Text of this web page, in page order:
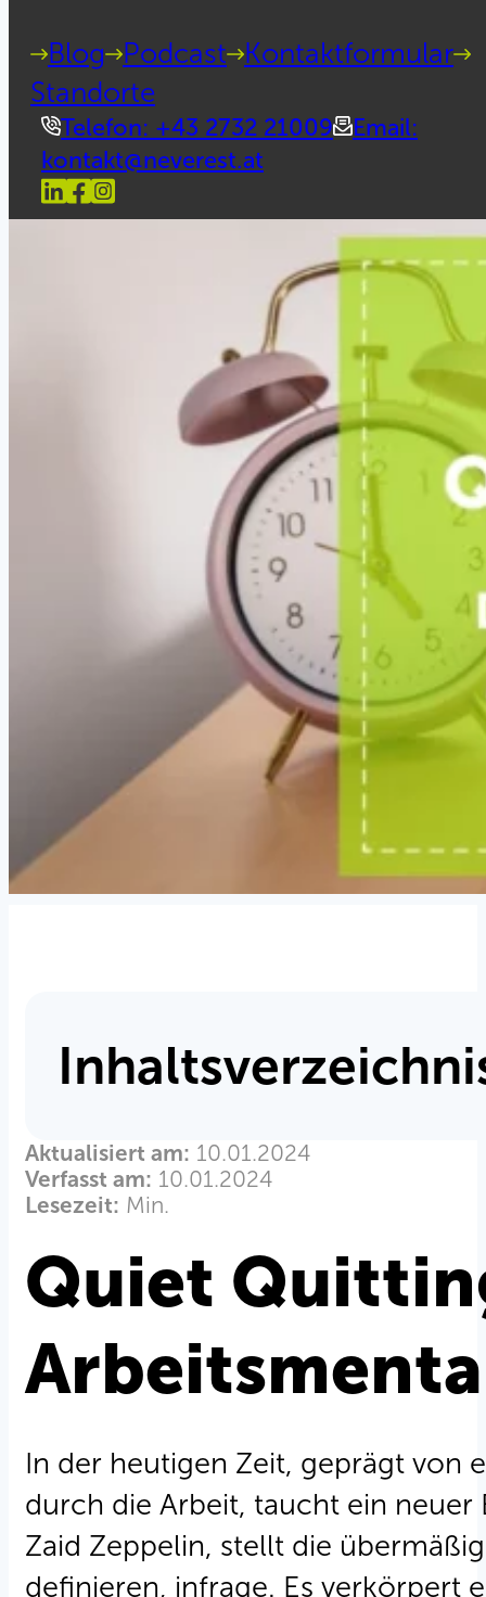
Blog Podcast Kontaktformular
Standorte
Telefon: +43 2732 21009
Email:
kontakt@neverest.at
Aktualisiert am: 10.01.2024
Verfasst am: 10.01.2024
Lesezeit: Min.
Quiet
In der heutigen Zeit, geprägt von
durch die Arbeit, taucht ein neuer
Zaid Zeppelin, stellt die
definieren, infrage. Es verkörpert